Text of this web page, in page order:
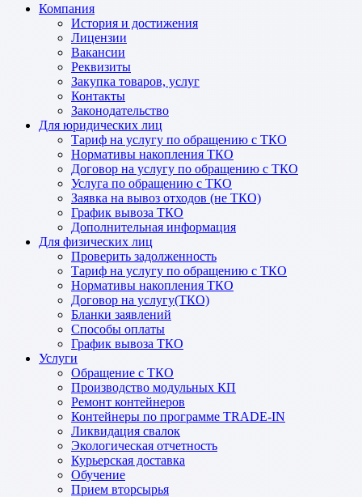
Компания
История и достижения
Лицензии
Вакансии
Реквизиты
Закупка товаров, услуг
Контакты
Законодательство
Для юридических лиц
Тариф на услугу по обращению с ТКО
Нормативы накопления ТКО
Договор на услугу по обращению с ТКО
Услуга по обращению с ТКО
Заявка на вывоз отходов (не ТКО)
График вывоза ТКО
Дополнительная информация
Для физических лиц
Проверить задолженность
Тариф на услугу по обращению с ТКО
Нормативы накопления ТКО
Договор на услугу(ТКО)
Бланки заявлений
Способы оплаты
График вывоза ТКО
Услуги
Обращение с ТКО
Производство модульных КП
Ремонт контейнеров
Контейнеры по программе TRADE-IN
Ликвидация свалок
Экологическая отчетность
Курьерская доставка
Обучение
Прием вторсырья